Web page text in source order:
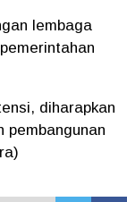
lembaga
diharapkan
pembangunan